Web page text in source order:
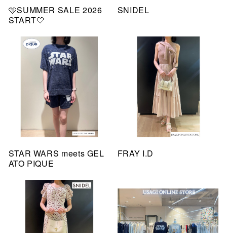
🩵SUMMER SALE 2026
START🤍
SNIDEL
STAR WARS meets GEL
ATO PIQUE
FRAY I.D